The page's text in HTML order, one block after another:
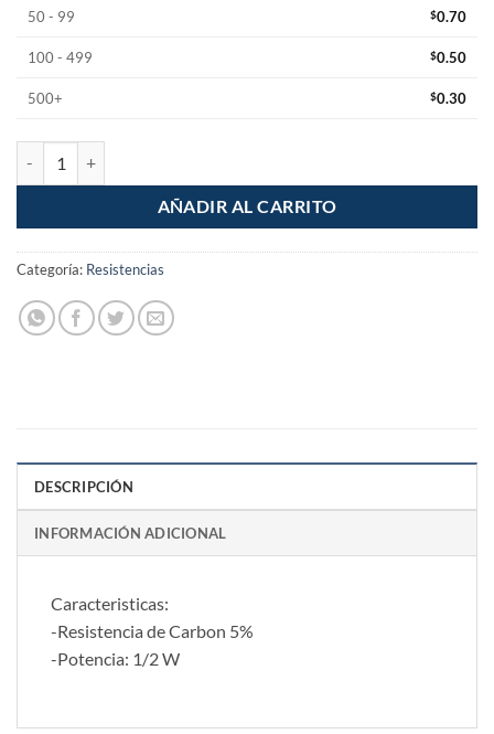
50 - 99 $0.70
100 - 499 $0.50
500+ $0.30
AÑADIR AL CARRITO
Categoría: Resistencias
DESCRIPCIÓN
INFORMACIÓN ADICIONAL
Caracteristicas:
-Resistencia de Carbon 5%
-Potencia: 1/2 W